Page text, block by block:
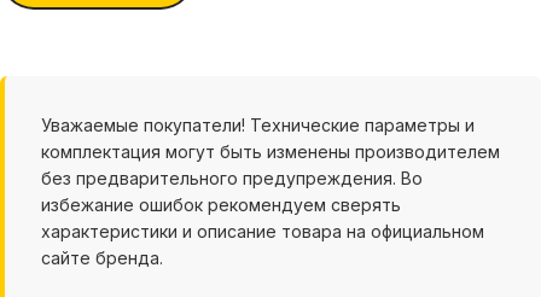
Уважаемые покупатели! Технические параметры и
комплектация могут быть изменены производителем
без предварительного предупреждения. Во
избежание ошибок рекомендуем сверять
характеристики и описание товара на официальном
сайте бренда.